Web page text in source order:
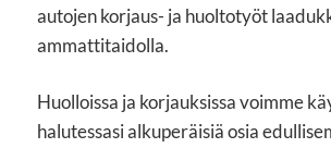
autojen korjaus- ja huoltotyöt
ammattitaidolla.
Huolloissa ja korjauksissa voimme
halutessasi alkuperäisiä osia